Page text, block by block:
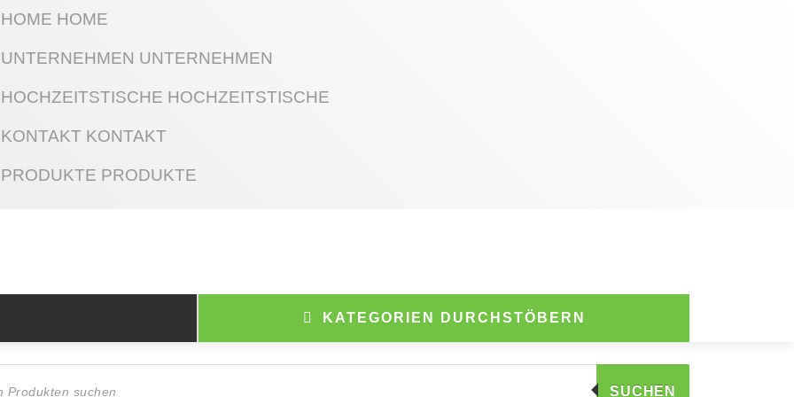
HOME HOME
UNTERNEHMEN UNTERNEHMEN
HOCHZEITSTISCHE HOCHZEITSTISCHE
KONTAKT KONTAKT
PRODUKTE PRODUKTE
KATEGORIEN DURCHSTÖBERN
SUCHEN